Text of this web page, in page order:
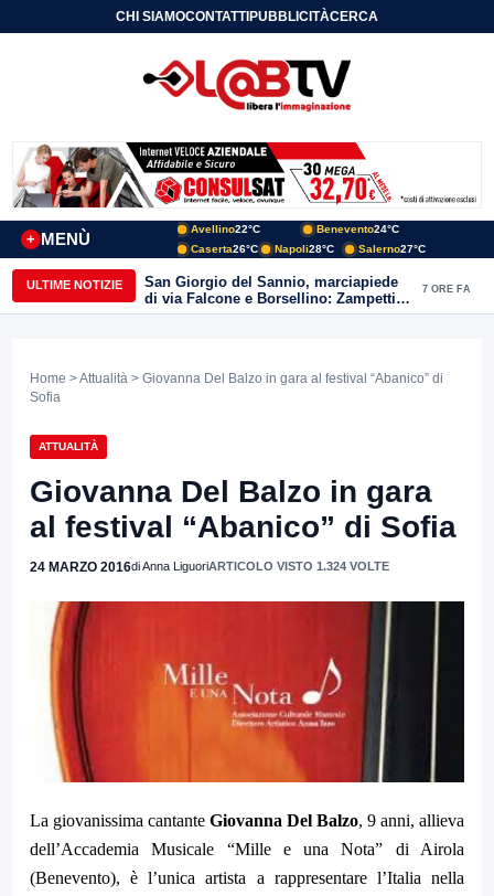
CHI SIAMOCONTATTIPUBBLICITÀCERCA
MENÙ
+
Avellino22°C Benevento24°C
Caserta26°C Napoli28°C Salerno27°C
ULTIME NOTIZIE
San Giorgio del Sannio, marciapiede
di via Falcone e Borsellino: Zampetti e
Lombardi replicano alle polemiche
7 ORE FA
Home >Attualità > Giovanna Del Balzo in gara al festival “Abanico” di
Sofia
ATTUALITÀ
Giovanna Del Balzo in gara
al festival “Abanico” di Sofia
24 MARZO 2016di Anna LiguoriARTICOLO VISTO 1.324 VOLTE
La giovanissima cantante Giovanna Del Balzo, 9 anni, allieva
dell’Accademia Musicale “Mille e una Nota” di Airola
(Benevento), è l’unica artista a rappresentare l’Italia nella